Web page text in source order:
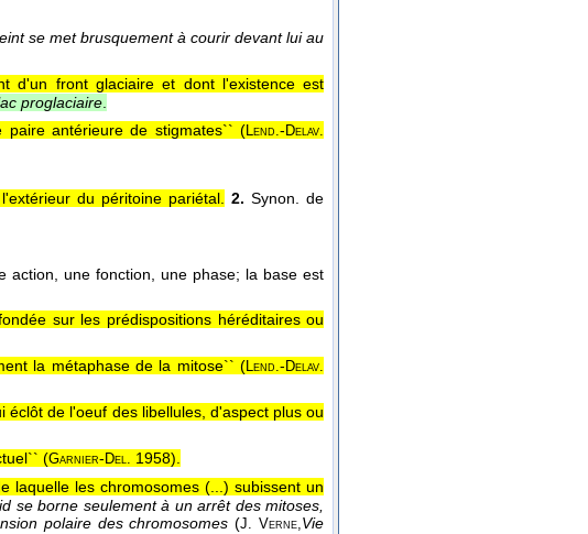
se met brusquement à courir devant lui au
d'un front glaciaire et dont l'existence est
proglaciaire.
paire antérieure de stigmates`` (Lend.- Delav.
du péritoine pariétal. 2. Synon. de
action, une fonction, une phase; la base est
sur les prédispositions héréditaires ou
la métaphase de la mitose`` (Lend.- Delav.
éclôt de l'oeuf des libellules, d'aspect plus ou
(Garnier- Del. 1958).
laquelle les chromosomes (...) subissent un
se borne seulement à un arrêt des mitoses,
polaire des chromosomes (J. Verne,Vie